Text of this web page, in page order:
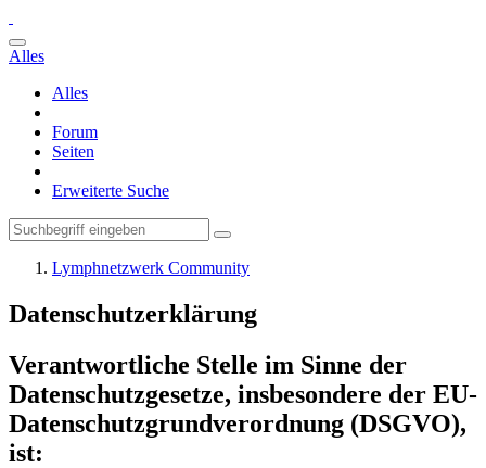
Alles
Alles
Forum
Seiten
Erweiterte Suche
Lymphnetzwerk Community
Datenschutzerklärung
Verantwortliche Stelle im Sinne der
Datenschutzgesetze, insbesondere der EU-
Datenschutzgrundverordnung (DSGVO),
ist: